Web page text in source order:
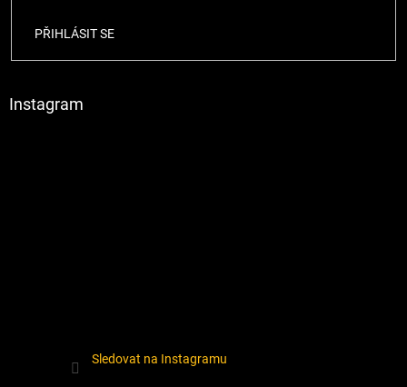
PŘIHLÁSIT SE
Instagram
Sledovat na Instagramu